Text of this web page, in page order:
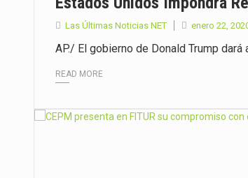
Las Últimas Noticias NET enero 22,
AP./ El gobierno de Donald Trump
READ MORE